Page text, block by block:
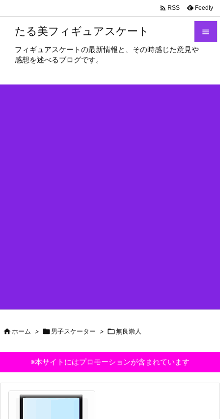
たる美フィギュアスケート
フィギュアスケートの最新情報と、その時感じた意見や
感想を述べるブログです。

 RSS Feedly
ホーム > 男子スケーター > 無良崇人
※本サイトにはプロモーションが含まれています